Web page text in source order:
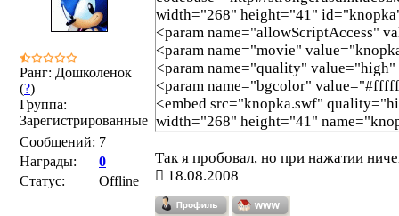
Ранг: Дошколенок
(?)
Группа:
Зарегистрированные
Сообщений: 7
Награды:
0
Статус:
Offline
width="268" height="41"
<param name="allowScriptAccess"
<param name="movie"
<param name="quality"
<param name="bgcolor"
<embed src="knopka.swf"
width="268" height="41"
flash" pluginspage="http://
/>
</object></a>
Так я пробовал, но при нажатии
18.08.2008